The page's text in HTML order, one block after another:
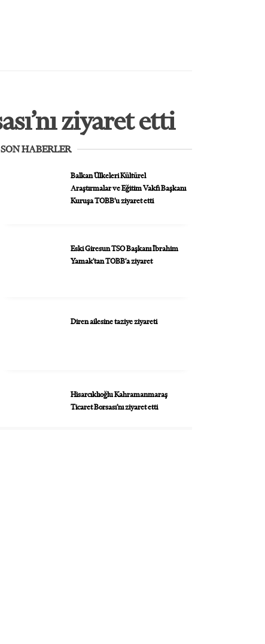
ziyaret etti
SON HABERLER
Balkan Ülkeleri Kültürel
Araştırmalar ve Eğitim Vakfı Başkanı
Kuruşa TOBB’u ziyaret etti
Eski Giresun TSO Başkanı İbrahim
Yamak’tan TOBB’a ziyaret
Diren ailesine taziye ziyareti
Hisarcıklıoğlu Kahramanmaraş
Ticaret Borsası’nı ziyaret etti